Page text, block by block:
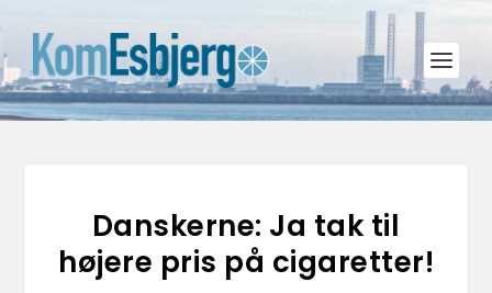
Danskerne: Ja tak til
højere pris på cigaretter!